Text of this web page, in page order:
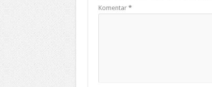
Komentar *